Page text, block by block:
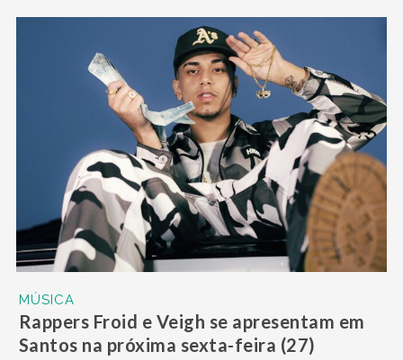
MÚSICA
Rappers Froid e Veigh se apresentam em
Santos na próxima sexta-feira (27)